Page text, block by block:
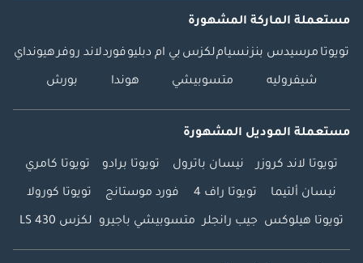
مستعملة الماركة المشهورة
تويوتا مرسيدس بنزنسياملكزس بي ام دبليوفوردلاند روفرهيونداي
شيفروليه متسوبيشي هوندا بورش
مستعملة الموديل المشهورة
تويوتا لاند كروزر نيسان باترول تويوتا برادو تويوتا كامري
نيسان ألتيما تويوتا راف 4 فورد موستانج تويوتا كورولا
تويوتا هيلوكس جيب رانجلر متسوبيشي باجيرو لكزس LS 430